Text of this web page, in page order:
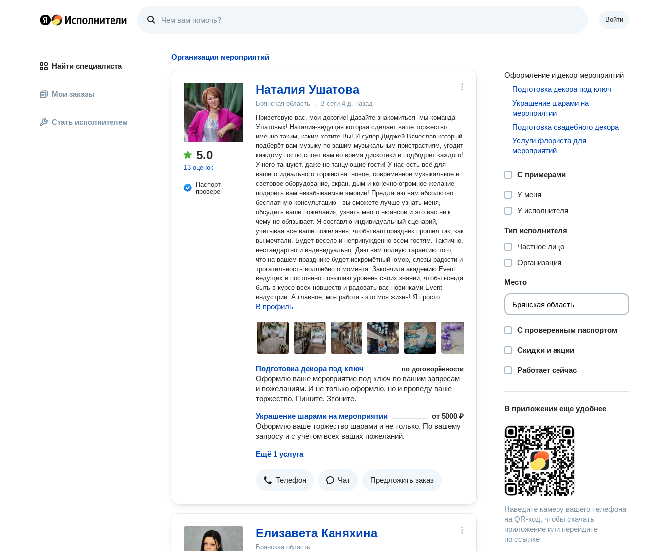
Войти
Найти специалиста
Мои заказы
Стать исполнителем
Организация мероприятий
5.0
13 оценок
Паспорт
проверен
Наталия Ушатова
Брянская область · В сети 4 д. назад
Приветсвую вас, мои дорогие! Давайте знакомиться- мы команда
Ушатовых! Наталия-ведущая которая сделает ваше торжество
именно таким, каким хотите Вы! И супер Диджей Вячеслав-который
подберёт вам музыку по вашим музыкальным пристрастиям, угодит
каждому гостю,споет вам во время дискотеки и подбодрит каждого!
У него танцуют, даже не танцующие гости! У нас есть всё для
вашего идеального торжества: новое, современное музыкальное и
световое оборудование, экран, дым и конечно огромное желание
подарить вам незабываемые эмоции! Предлагаю вам абсолютно
бесплатную консультацию - вы сможете лучше узнать меня,
обсудить ваши пожелания, узнать много нюансов и это вас ни к
чему не обязывает. Я составлю индивидуальный сценарий,
учитывая все ваши пожелания, чтобы ваш праздник прошел так, как
вы мечтали. Будет весело и непринужденно всем гостям. Тактично,
нестандартно и индивидуально. Даю вам полную гарантию того,
что на вашем празднике будет искромётный юмор, слезы радости и
трогательность волшебного момента. Закончила академию Еvent
ведущих и постоянно повышаю уровень своих знаний, чтобы всегда
быть в курсе всех новшеств и радовать вас новинками Еvent
индустрии. А главное, моя работа - это моя жизнь! Я просто
обожаю устраивать праздники, дарить людям радость и каждый
Вкладывать в него свою душу, талант и знания! Хотите весёлый,
душевный, неповторимый праздник на профессиональном уровне?
Наберите или сохраните мой номер! Я всегда открыта для общения!
Звоните, пишите! До скорой встречи!
В профиль
Подготовка декора под ключ по договорённости
Оформлю ваше мероприятие под ключ по вашим запросам
и пожеланиям. И не только оформлю, но и проведу ваше
торжество. Пишите. Звоните.
Украшение шарами на мероприятии от5000 ₽
Оформлю ваше торжество шарами и не только. По вашему
запросу и с учётом всех ваших пожеланий.
Ещё 1 услуга
Телефон Чат Предложить заказ
Елизавета Каняхина
Брянская область
Оформление и декор мероприятий
Подготовка декора под ключ
Украшение шарами на
мероприятии
Подготовка свадебного декора
Услуги флориста для
мероприятий
С примерами
У меня
У исполнителя
Тип исполнителя
Частное лицо
Организация
Место
С проверенным паспортом
Скидки и акции
Работает сейчас
В приложении еще удобнее
Наведите камеру вашего телефона
на QR-код, чтобы скачать
приложение или перейдите
по ссылке